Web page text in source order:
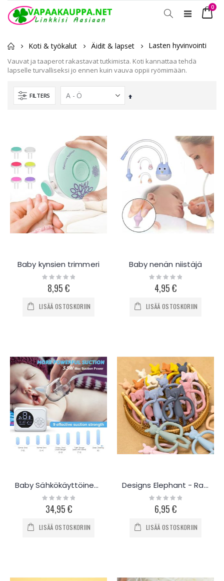
Toggle
0
Koti & työkalut Äidit & lapset Lasten hyvinvointi
Vauvat ja taaperot rakastavat tutkimista. Koti kannattaa tehdä
lapselle turvalliseksi jo ennen kuin vauva oppii ryömimään.
FILTERS
Laskevassa
Baby kynsien trimmeri
Rating:
0%8,95 €
LISÄÄ OSTOSKORIIN
Baby nenän niistäjä
Rating:
0%4,95 €
LISÄÄ OSTOSKORIIN
Baby Sähkökäyttöinen Nenäimuri
Rating:
0%
34,95 €
LISÄÄ OSTOSKORIIN
Designs Elephant - Rabbit purulelu
Rating:
0%6,95 €
LISÄÄ OSTOSKORIIN